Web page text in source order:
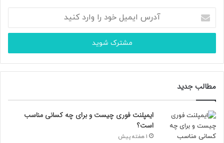
ر
ا
ی
ی
و
د
ر
مطالب جدید
ایمپلنت فوری چیست و برای چه کسانی مناسب
است؟
1 هفته پیش